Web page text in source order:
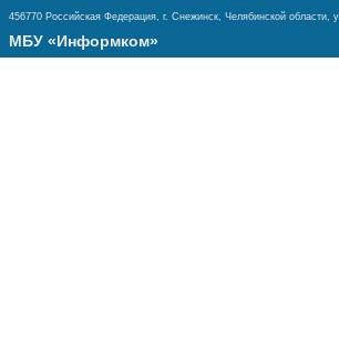
456770 Российская Федерация, г. Снежинск, Челябинской области,
МБУ «Информком»